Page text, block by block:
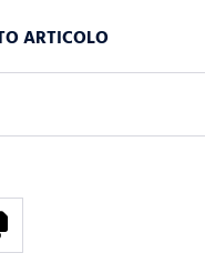
ARTICOLO